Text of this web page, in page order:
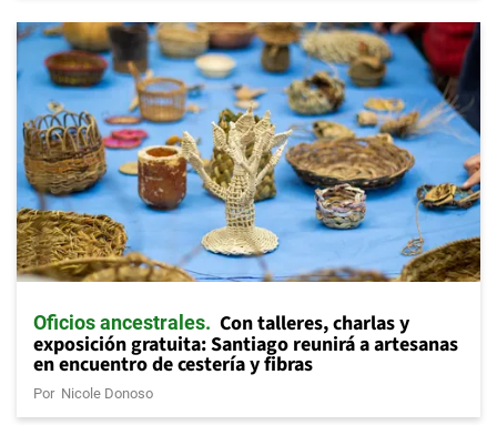
Oficios ancestrales Con talleres, charlas y
exposición gratuita: Santiago reunirá a artesanas
en encuentro de cestería y fibras
Por Nicole Donoso